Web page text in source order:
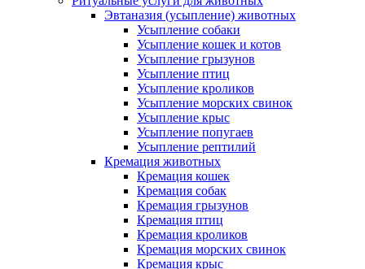
Эвтаназия (усыпление) животных
Усыпление собаки
Усыпление кошек и котов
Усыпление грызунов
Усыпление птиц
Усыпление кроликов
Усыпление морских свинок
Усыпление крыс
Усыпление попугаев
Усыпление рептилий
Кремация животных
Кремация кошек
Кремация собак
Кремация грызунов
Кремация птиц
Кремация кроликов
Кремация морских свинок
Кремация крыс